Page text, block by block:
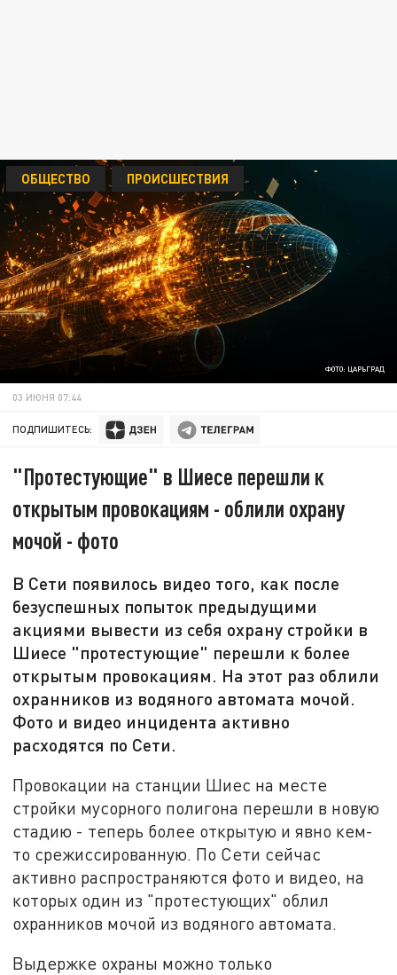
ФОТО: ЦАРЬГРАД
ОБЩЕСТВО ПРОИСШЕСТВИЯ
03 ИЮНЯ 07:44
ПОДПИШИТЕСЬ:
"Протестующие" в Шиесе перешли к
открытым провокациям - облили охрану
мочой - фото
В Сети появилось видео того, как после
безуспешных попыток предыдущими
акциями вывести из себя охрану стройки в
Шиесе "протестующие" перешли к более
открытым провокациям. На этот раз облили
охранников из водяного автомата мочой.
Фото и видео инцидента активно
расходятся по Сети.
Провокации на станции Шиес на месте
стройки мусорного полигона перешли в новую
стадию - теперь более открытую и явно кем-
то срежиссированную. По Сети сейчас
активно распространяются фото и видео, на
которых один из "протестующих" облил
охранников мочой из водяного автомата.
Выдержке охраны можно только